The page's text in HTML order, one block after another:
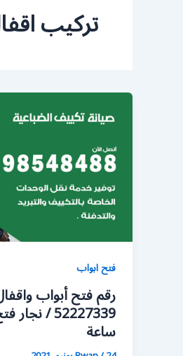
تركيب
فتح ابواب
رقم فتح أبواب
ساعة